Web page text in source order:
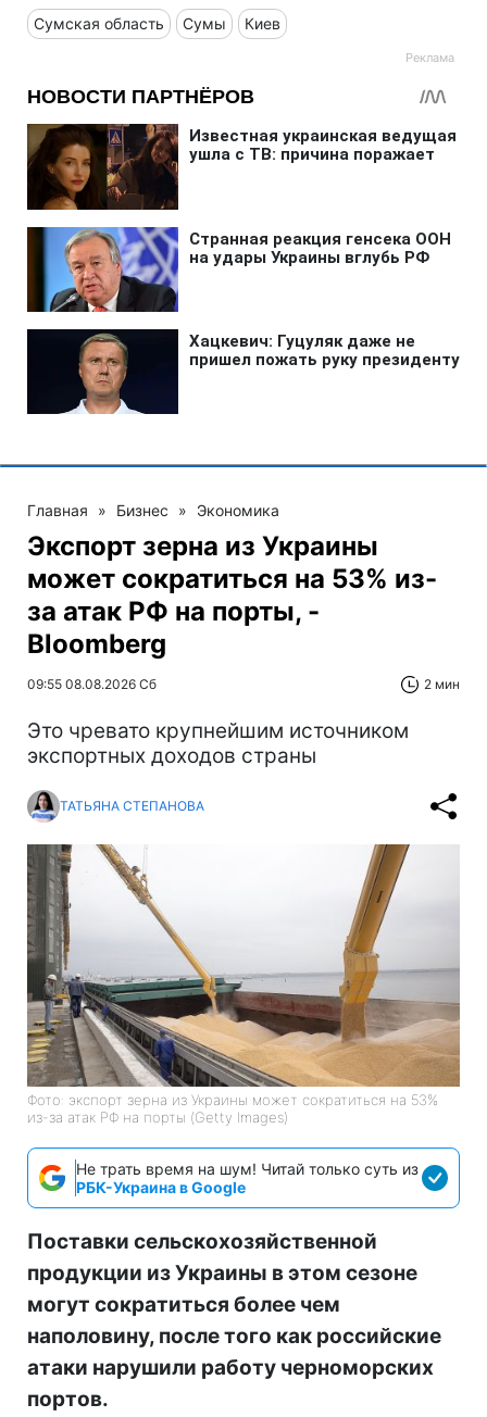
Сумская область Сумы Киев
Главная » Бизнес » Экономика
Экспорт зерна из Украины
может сократиться на 53% из-
за атак РФ на порты, -
Bloomberg
09:55 08.08.2026 Сб 2 мин
Это чревато крупнейшим источником
экспортных доходов страны
ТАТЬЯНА СТЕПАНОВА
Фото: экспорт зерна из Украины может сократиться на 53%
из-за атак РФ на порты (Getty Images)
Не трать время на шум! Читай только суть из
РБК-Украина в Google
Поставки сельскохозяйственной
продукции из Украины в этом сезоне
могут сократиться более чем
наполовину, после того как российские
атаки нарушили работу черноморских
портов.